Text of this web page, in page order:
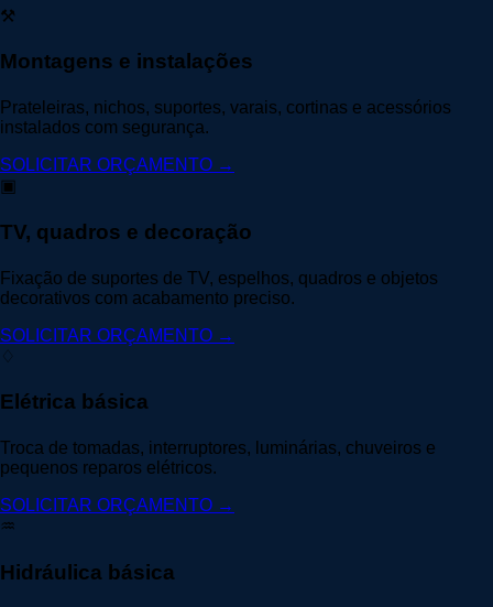
⚒
Montagens e instalações
Prateleiras, nichos, suportes, varais, cortinas e acessórios
instalados com segurança.
SOLICITAR ORÇAMENTO →
▣
TV, quadros e decoração
Fixação de suportes de TV, espelhos, quadros e objetos
decorativos com acabamento preciso.
SOLICITAR ORÇAMENTO →
♢
Elétrica básica
Troca de tomadas, interruptores, luminárias, chuveiros e
pequenos reparos elétricos.
SOLICITAR ORÇAMENTO →
♒
Hidráulica básica